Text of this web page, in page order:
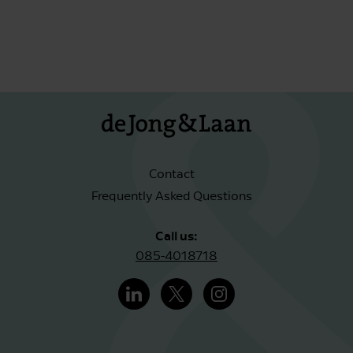
Contact
Frequently Asked Questions
Call us:
085-4018718